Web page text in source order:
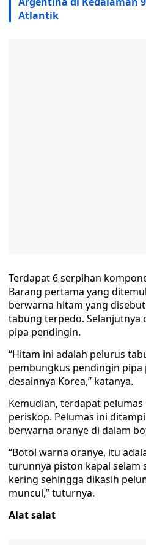
Atlantik
Terdapat 6 serpihan
Barang pertama yang
berwarna hitam yang
tabung terpedo.
pipa pendingin.
“Hitam ini adalah pelurus
pembungkus pendingin pipa
desainnya Korea,” katanya.
Kemudian, terdapat
periskop. Pelumas ini
berwarna oranye di dalam
“Botol warna oranye, itu
turunnya piston kapal selam
kering sehingga dikasih
muncul,” tuturnya.
Alat salat